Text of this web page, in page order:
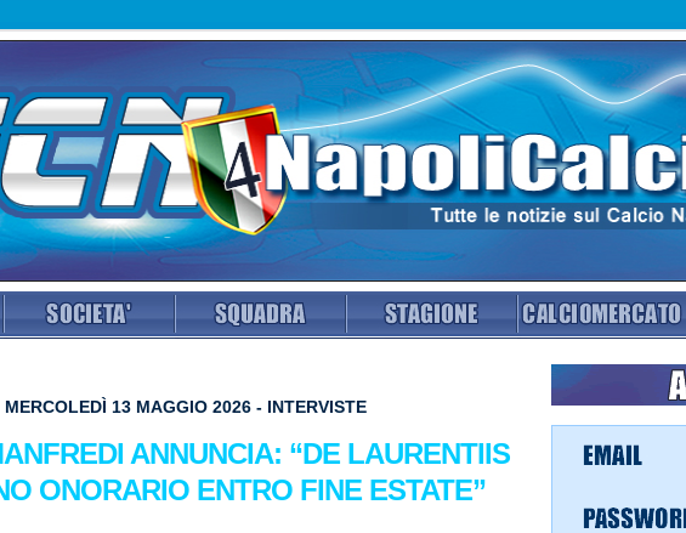
MERCOLEDÌ 13 MAGGIO 2026 - INTERVISTE
ANNUNCIA: “DE LAURENTIIS
ONORARIO ENTRO FINE ESTATE”